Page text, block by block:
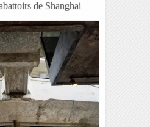
de Shanghai